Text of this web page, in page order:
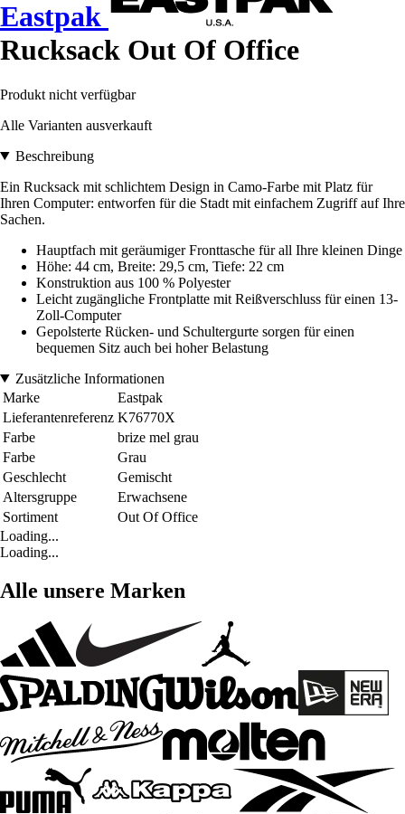
Eastpak
Rucksack Out Of Office
Produkt nicht verfügbar
Alle Varianten ausverkauft
Beschreibung
Ein Rucksack mit schlichtem Design in Camo-Farbe mit Platz für
Ihren Computer: entworfen für die Stadt mit einfachem Zugriff auf Ihre
Sachen.
Hauptfach mit geräumiger Fronttasche für all Ihre kleinen Dinge
Höhe: 44 cm, Breite: 29,5 cm, Tiefe: 22 cm
Konstruktion aus 100 % Polyester
Leicht zugängliche Frontplatte mit Reißverschluss für einen 13-
Zoll-Computer
Gepolsterte Rücken- und Schultergurte sorgen für einen
bequemen Sitz auch bei hoher Belastung
Zusätzliche Informationen
Marke
Eastpak
Lieferantenreferenz K76770X
Farbe
brize mel grau
Farbe
Grau
Geschlecht
Gemischt
Altersgruppe
Erwachsene
Sortiment
Out Of Office
Loading...
Loading...
Alle unsere Marken